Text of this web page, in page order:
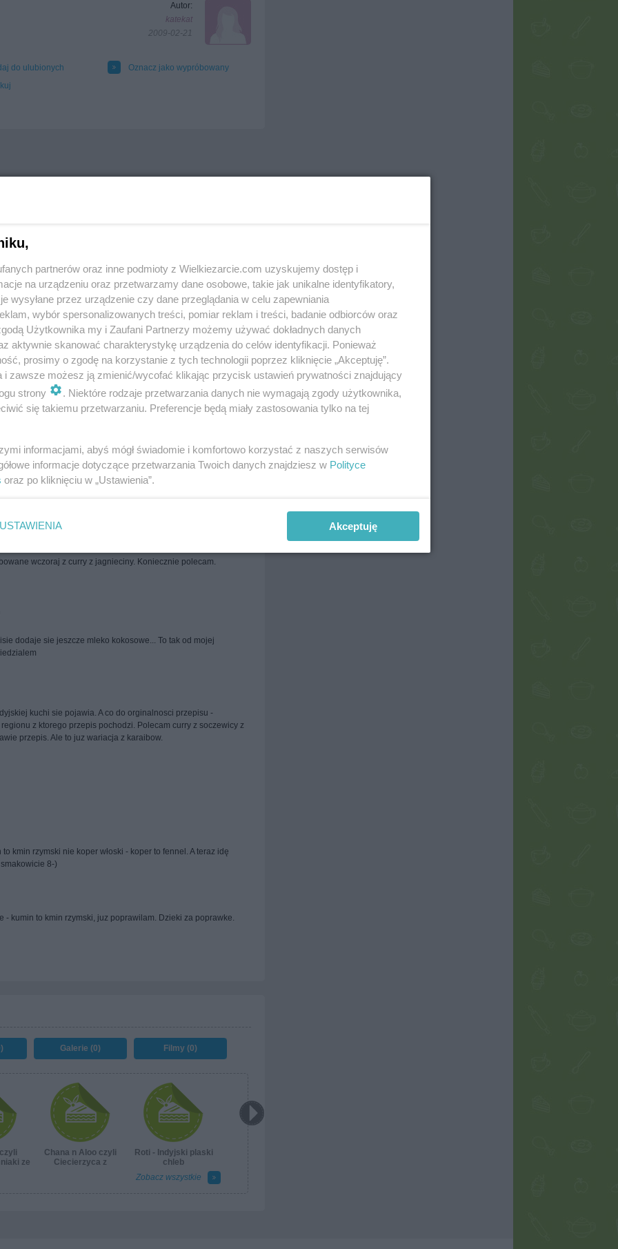
Autor:
katekat
2009-02-21
do ulubionych
Oznacz jako wypróbowany
Kuchnie narodów Kuchnia indyjska
Warzywa
saag szpinak ziemniaki więcej tagów
wczoraj z curry z jagnieciny. Koniecznie polecam.
dodaje sie jeszcze mleko kokosowe... To tak od mojej
kuchi sie pojawia. A co do orginalnosci przepisu -
z ktorego przepis pochodzi. Polecam curry z soczewicy z
przepis. Ale to juz wariacja z karaibow.
kmin rzymski nie koper włoski - koper to fennel. A teraz idę
8-)
- kumin to kmin rzymski, juz poprawilam. Dzieki za poprawke.
Galerie (0) Filmy (0)
ze
Chana n Aloo czyli
Ciecierzyca z
Roti - Indyjski plaski
chleb
Zobacz wszystkie
partnerów oraz inne podmioty z Wielkiezarcie.com uzyskujemy dostęp i
na urządzeniu oraz przetwarzamy dane osobowe, takie jak unikalne identyfikatory,
wysyłane przez urządzenie czy dane przeglądania w celu zapewniania
wybór spersonalizowanych treści, pomiar reklam i treści, badanie odbiorców oraz
Użytkownika my i Zaufani Partnerzy możemy używać dokładnych danych
aktywnie skanować charakterystykę urządzenia do celów identyfikacji. Ponieważ
prosimy o zgodę na korzystanie z tych technologii poprzez kliknięcie „Akceptuję”.
i zawsze możesz ją zmienić/wycofać klikając przycisk ustawień prywatności znajdujący
strony
. Niektóre rodzaje przetwarzania danych nie wymagają zgody użytkownika,
się takiemu przetwarzaniu. Preferencje będą miały zastosowania tylko na tej
informacjami, abyś mógł świadomie i komfortowo korzystać z naszych serwisów
informacje dotyczące przetwarzania Twoich danych znajdziesz w Polityce
oraz po kliknięciu w „Ustawienia”.
USTAWIENIA Akceptuję